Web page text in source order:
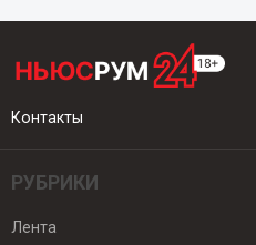
Контакты
РУБРИКИ
Лента